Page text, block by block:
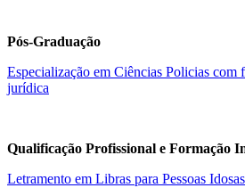
Pós-Graduação
Especialização em Ciências Policias com
jurídica
Qualificação Profissional e Formação
Letramento em Libras para Pessoas